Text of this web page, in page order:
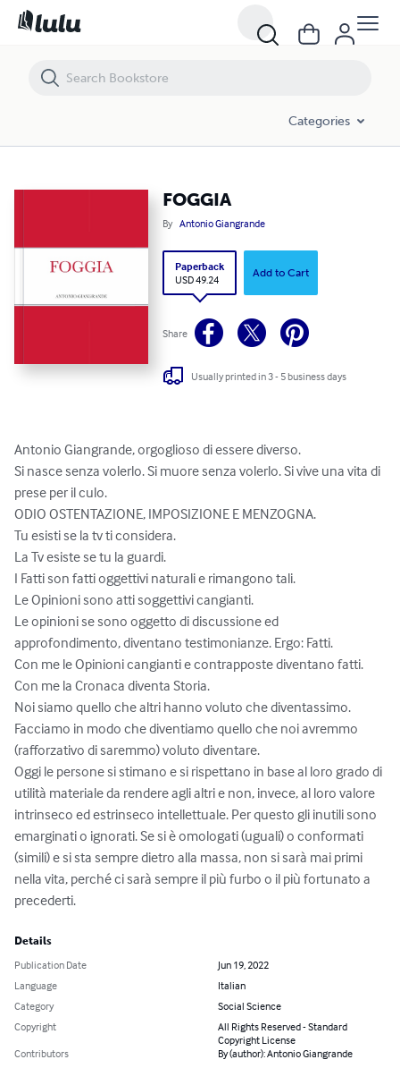
Categories
FOGGIA
By Antonio Giangrande
Paperback
USD 49.24
Add to Cart
Share
Usually printed in 3 - 5 business days
Antonio Giangrande, orgoglioso di essere diverso.
Si nasce senza volerlo. Si muore senza volerlo. Si vive una vita di
prese per il culo.
ODIO OSTENTAZIONE, IMPOSIZIONE E MENZOGNA.
Tu esisti se la tv ti considera.
La Tv esiste se tu la guardi.
I Fatti son fatti oggettivi naturali e rimangono tali.
Le Opinioni sono atti soggettivi cangianti.
Le opinioni se sono oggetto di discussione ed
approfondimento, diventano testimonianze. Ergo: Fatti.
Con me le Opinioni cangianti e contrapposte diventano fatti.
Con me la Cronaca diventa Storia.
Noi siamo quello che altri hanno voluto che diventassimo.
Facciamo in modo che diventiamo quello che noi avremmo
(rafforzativo di saremmo) voluto diventare.
Oggi le persone si stimano e si rispettano in base al loro grado di
utilità materiale da rendere agli altri e non, invece, al loro valore
intrinseco ed estrinseco intellettuale. Per questo gli inutili sono
emarginati o ignorati. Se si è omologati (uguali) o conformati
(simili) e si sta sempre dietro alla massa, non si sarà mai primi
nella vita, perché ci sarà sempre il più furbo o il più fortunato a
precederti.
Details
Publication Date
Jun 19, 2022
Language
Italian
Category
Social Science
Copyright
All Rights Reserved - Standard
Copyright License
Contributors
By (author): Antonio Giangrande
FOGGIA